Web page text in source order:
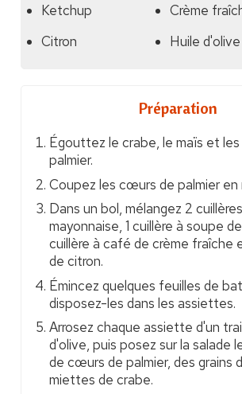
Ketchup
Crème
Citron
Huile d'olive
Préparation
Égouttez le crabe, le maïs et
palmier.
Coupez les cœurs de palmier en
Dans un bol, mélangez 2
mayonnaise, 1 cuillère à soupe
cuillère à café de crème fraîche
de citron.
Émincez quelques feuilles de
disposez-les dans les assiettes.
Arrosez chaque assiette d'un
d'olive, puis posez sur la salade
de cœurs de palmier, des grains
miettes de crabe.